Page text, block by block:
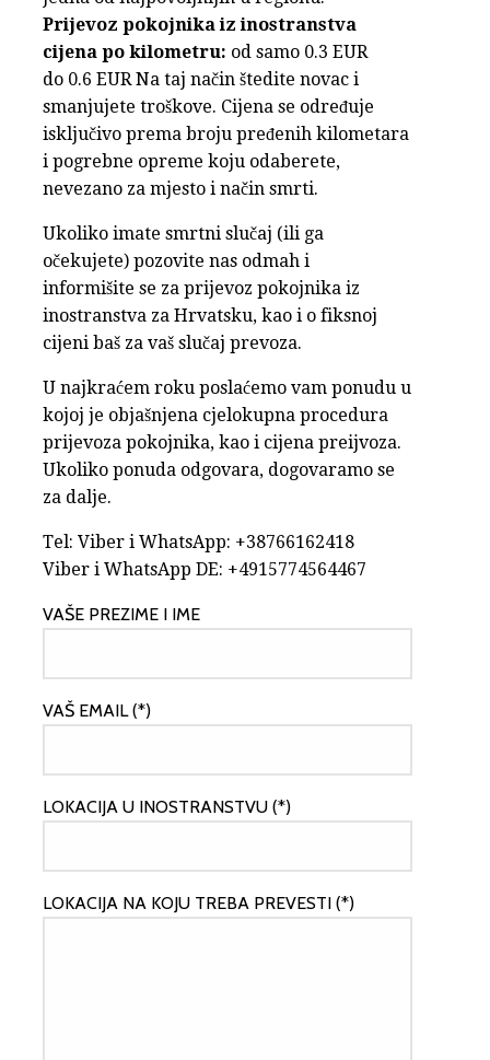
Prijevoz pokojnika iz inostranstva
cijena po kilometru: od samo 0.3 EUR
do 0.6 EUR Na taj način štedite novac i
smanjujete troškove. Cijena se određuje
isključivo prema broju pređenih kilometara
i pogrebne opreme koju odaberete,
nevezano za mjesto i način smrti.
Ukoliko imate smrtni slučaj (ili ga
očekujete) pozovite nas odmah i
informišite se za prijevoz pokojnika iz
inostranstva za Hrvatsku, kao i o fiksnoj
cijeni baš za vaš slučaj prevoza.
U najkraćem roku poslaćemo vam ponudu u
kojoj je objašnjena cjelokupna procedura
prijevoza pokojnika, kao i cijena preijvoza.
Ukoliko ponuda odgovara, dogovaramo se
za dalje.
Tel: Viber i WhatsApp: +38766162418
Viber i WhatsApp DE: +4915774564467
VAŠE PREZIME I IME
VAŠ EMAIL (*)
LOKACIJA U INOSTRANSTVU (*)
LOKACIJA NA KOJU TREBA PREVESTI (*)